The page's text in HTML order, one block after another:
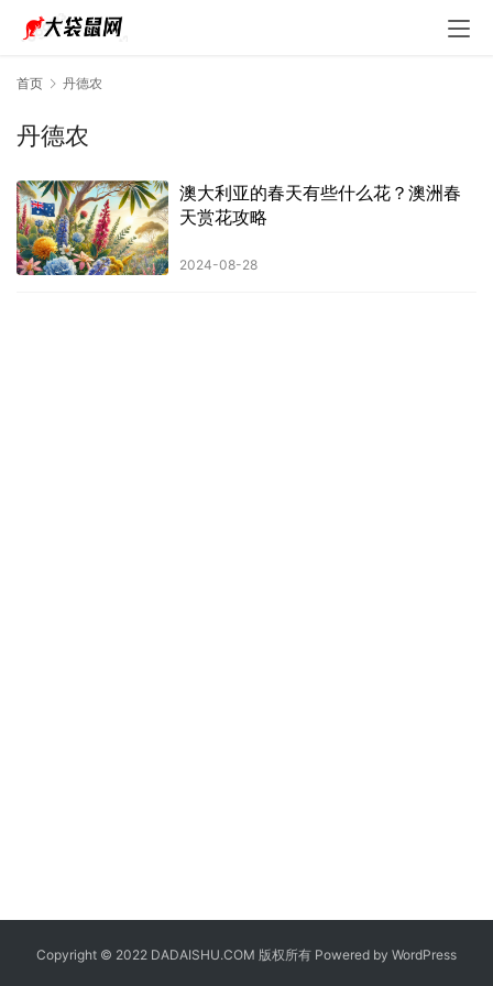
首页 丹德农
丹德农
澳大利亚的春天有些什么花？澳洲春
天赏花攻略
2024-08-28
Copyright © 2022 DADAISHU.COM 版权所有 Powered by WordPress